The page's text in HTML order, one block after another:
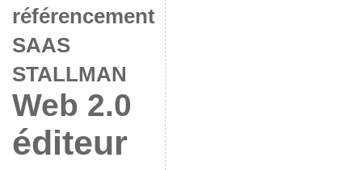
référencement
SAAS
STALLMAN
Web 2.0
éditeur